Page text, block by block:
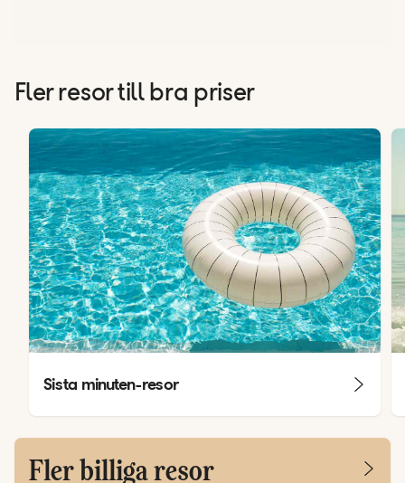
Fler resor till bra priser
Sista minuten-resor
Fler billiga resor